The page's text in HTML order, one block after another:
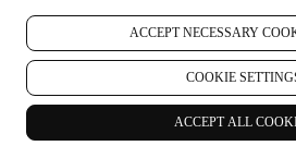
ACCEPT NECESSARY
COOKIE
ACCEPT ALL
tekstmeldinger eller via sosiale
automatiserte metoder. Slik
Creusets produkter eller åpning
arrangementer, konkurranser,
organisert av Le Creuset eller
interessert i å få høre om. Slik
ut eller skreddersydd for deg